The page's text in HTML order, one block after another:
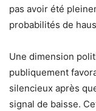
pas avoir été
probabilités de
Une dimension
publiquement
silencieux après
signal de baisse.